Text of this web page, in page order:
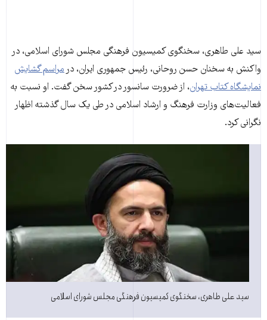
سید علی طاهری، سخنگوی کمیسیون فرهنگی مجلس شورای اسلامی، در
واکنش به سخنان حسن روحانی، رئیس جمهوری ایران، درمراسم گشایش
نمایشگاه کتاب تهران، از ضرورت سانسور در کشور سخن گفت. او نسبت به
فعالیت‌های وزارت فرهنگ و ارشاد اسلامی در طی یک سال گذشته اظهار
نگرانی کرد.
سید علی طاهری، سخنگوی کمیسیون فرهنگی مجلس شورای اسلامی